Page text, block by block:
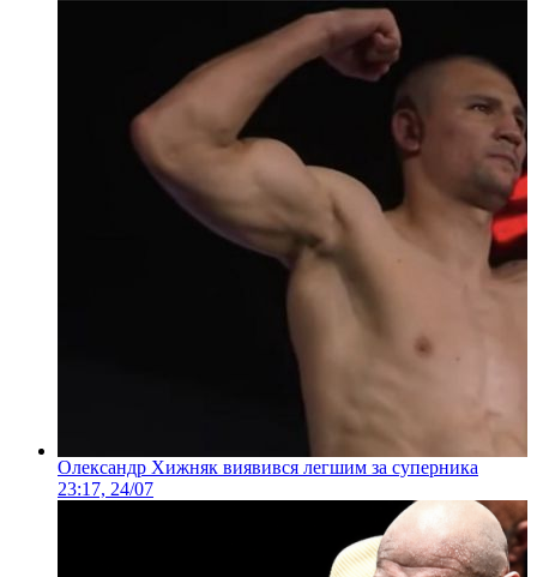
Олександр Хижняк виявився легшим за суперника
23:17, 24/07